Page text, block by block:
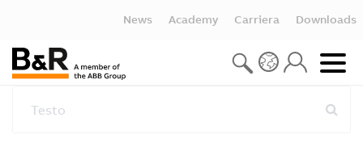
News Academy Carriera Downloads
Testo